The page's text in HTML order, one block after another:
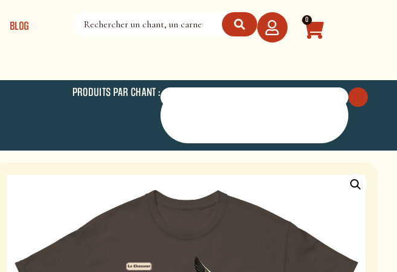
BLOG 0
PRODUITS PAR CHANT :